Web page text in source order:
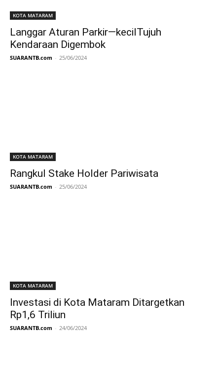
KOTA MATARAM
Langgar Aturan Parkir—kecilTujuh
Kendaraan Digembok
SUARANTB.com - 25/06/2024
KOTA MATARAM
Rangkul Stake Holder Pariwisata
SUARANTB.com - 25/06/2024
KOTA MATARAM
Investasi di Kota Mataram Ditargetkan
Rp1,6 Triliun
SUARANTB.com - 24/06/2024